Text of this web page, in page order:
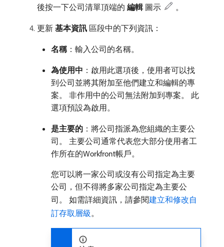
後按一下公司清單頂端的​ 編輯​圖示 。
更新​ 基本資訊 ​區段中的下列資訊：
名稱：輸入公司的名稱。
為使用中 ：啟用此選項後，使用者可以找
到公司並將其附加至他們建立和編輯的專
案。 非作用中的公司無法附加到專案。 此
選項預設為啟用。
是主要的 ：將公司指派為您組織的主要公
司。 主要公司通常代表您大部分使用者工
作所在的Workfront帳戶。
您可以將一家公司或沒有公司指定為主要
公司，但不得將多家公司指定為主要公
司。 如需詳細資訊，請參閱建立和修改自
訂存取層級。